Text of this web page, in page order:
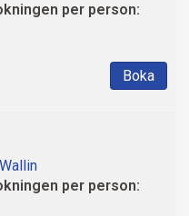
per person:
Boka
per person: